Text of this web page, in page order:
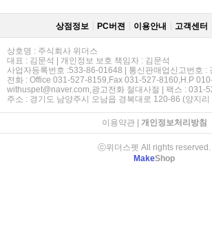
상점정보 PC버젼 이용안내 고객센터
상호명 : 주식회사 위더스
대표 : 김문석 | 개인정보 보호 책임자 : 김문석
사업자등록번호 :533-86-01648 | 통신판매업신고번호 :
전화 : Office 031-527-8159,Fax 031-527-8160,H.P
withuspet@naver.com,광고전화 절대사절 | 팩스 : 031-
주소 : 경기도 남양주시 오남읍 경복대로 120-86 (양지리
이용약관| 개인정보처리방침
ⓒ위더스펫 All rights reserved.
MakeShop